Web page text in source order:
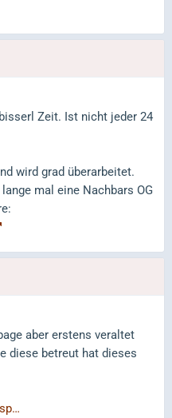
Zeit. Ist nicht jeder 24
wird grad überarbeitet.
mal eine Nachbars OG
aber erstens veraltet
diese betreut hat dieses